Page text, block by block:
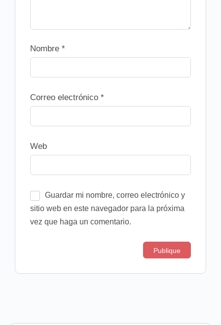
Nombre *
Correo electrónico *
Web
Guardar mi nombre, correo electrónico y
sitio web en este navegador para la próxima
vez que haga un comentario.